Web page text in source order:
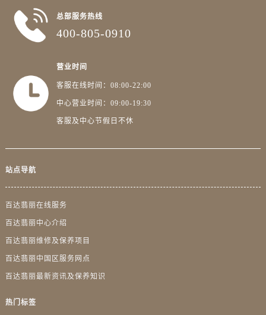
海南省文昌市文城镇教育东路百达翡丽售后服务中心（需提前预约）
总部服务热线
400-805-0910
营业时间
客服在线时间：08:00-22:00
中心营业时间：09:00-19:30
客服及中心节假日不休
站点导航
百达翡丽在线服务
百达翡丽中心介绍
百达翡丽维修及保养项目
百达翡丽中国区服务网点
百达翡丽最新资讯及保养知识
热门标签